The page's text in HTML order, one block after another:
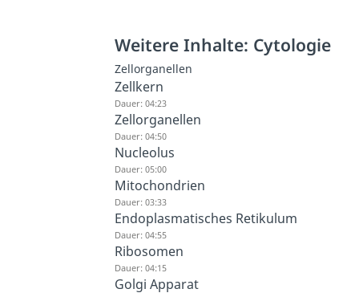
Weitere Inhalte: Cytologie
Zellorganellen
Zellkern
Dauer: 04:23
Zellorganellen
Dauer: 04:50
Nucleolus
Dauer: 05:00
Mitochondrien
Dauer: 03:33
Endoplasmatisches Retikulum
Dauer: 04:55
Ribosomen
Dauer: 04:15
Golgi Apparat